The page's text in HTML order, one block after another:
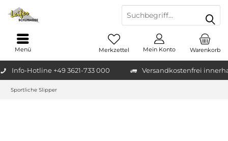
Info-Hotline +49 3621-733 000 Versandkostenfrei
Warenkorb
Merkzettel Mein Konto
Menü
Sportliche Slipper